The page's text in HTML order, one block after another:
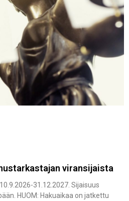
viransijaista
31.12.2027. Sijaisuus
HUOM: Hakuaikaa on jatkettu